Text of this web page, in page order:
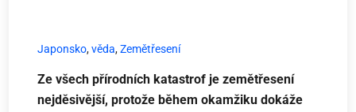
Japonsko,věda,Zemětřesení
Ze všech přírodních katastrof je zemětřesení
nejděsivější, protože během okamžiku dokáže